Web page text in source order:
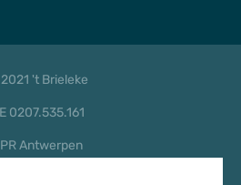
't Brieleke
0207.535.161
Antwerpen